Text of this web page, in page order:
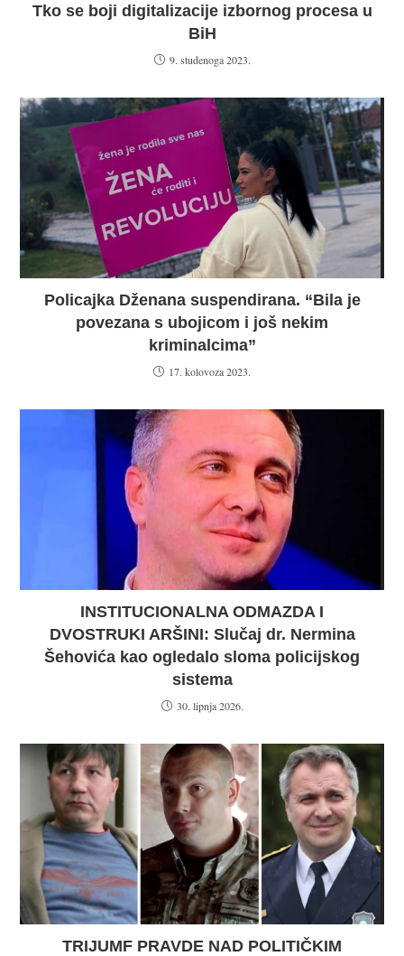
Tko se boji digitalizacije izbornog procesa u
BiH
9. studenoga 2023.
Policajka Dženana suspendirana. “Bila je
povezana s ubojicom i još nekim
kriminalcima”
17. kolovoza 2023.
INSTITUCIONALNA ODMAZDA I
DVOSTRUKI ARŠINI: Slučaj dr. Nermina
Šehovića kao ogledalo sloma policijskog
sistema
30. lipnja 2026.
TRIJUMF PRAVDE NAD POLITIČKIM